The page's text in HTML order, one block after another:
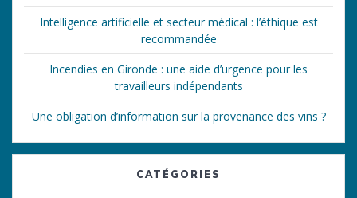
Intelligence artificielle et secteur médical : l’éthique est
recommandée
Incendies en Gironde : une aide d’urgence pour les
travailleurs indépendants
Une obligation d’information sur la provenance des vins ?
CATÉGORIES